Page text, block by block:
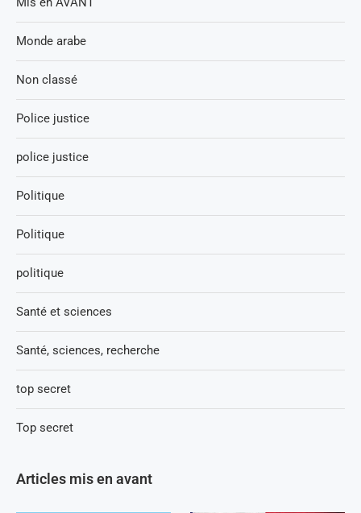
Monde arabe
Non classé
Police justice
police justice
Politique
Politique
politique
Santé et sciences
Santé, sciences, recherche
top secret
Top secret
Articles mis en avant